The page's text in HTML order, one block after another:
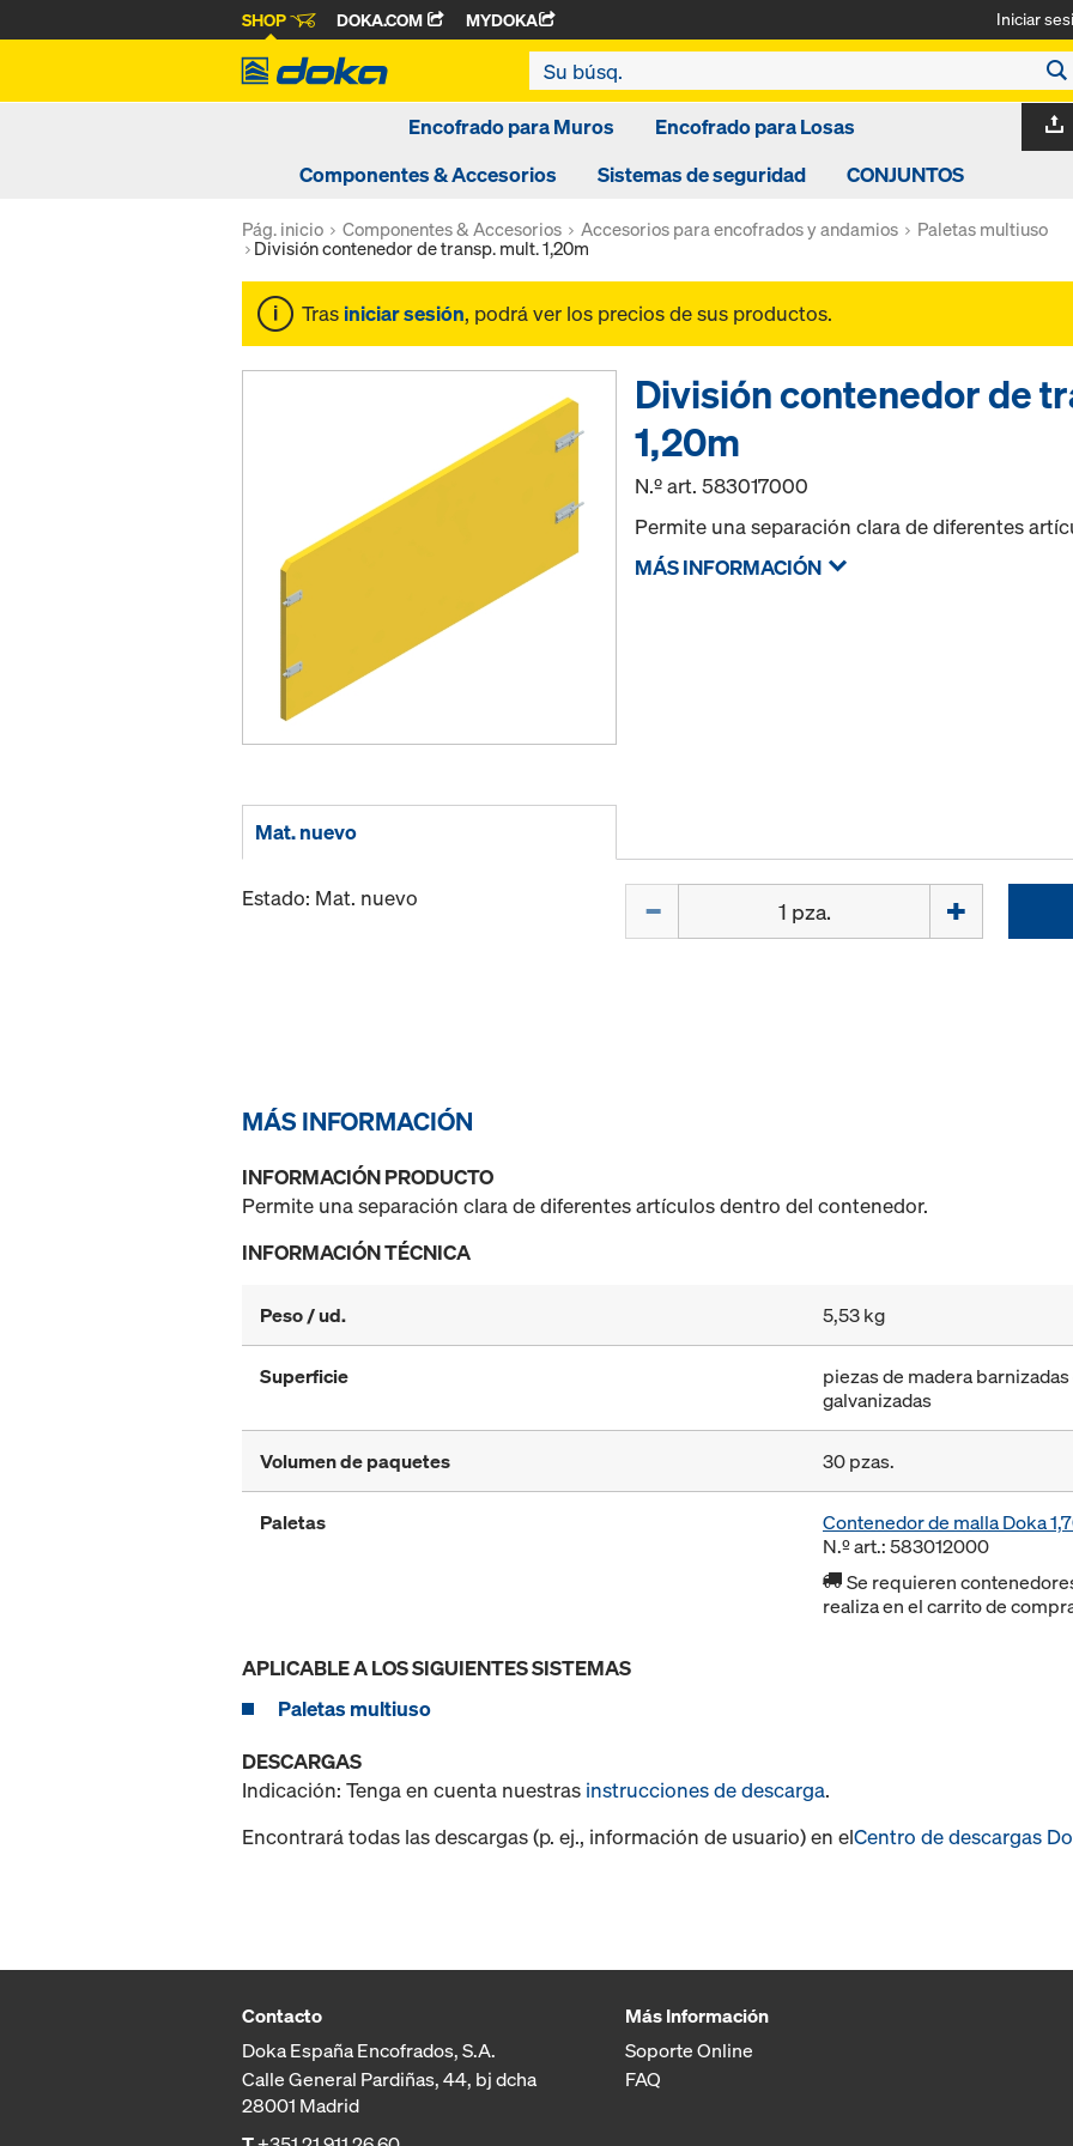
SHOP DOKA.COM MYDOKA Iniciar
Encofrado para Muros
Encofrado para Losas
Componentes & Accesorios
Sistemas de seguridad CONJUNTOS
Pág. inicio Componentes & Accesorios Accesorios para encofrados y andamios
Paletas multiuso
División contenedor de transp. mult. 1,20m
Tras iniciar sesión, podrá ver los precios de sus productos.
División contenedor de
1,20m
N.º art.583017000
Permite una separación clara de diferentes
MÁS INFORMACIÓN
Mat. nuevo
Estado: Mat. nuevo
MÁS INFORMACIÓN
INFORMACIÓN PRODUCTO
Permite una separación clara de diferentes artículos dentro del contenedor.
INFORMACIÓN TÉCNICA
Peso / ud. 5,53 kg
Superficie
piezas de madera
galvanizadas
Volumen de paquetes 30 pzas.
Paletas
Contenedor de malla Doka
N.º art.: 583012000
Se requieren
realiza en el carrito de
APLICABLE A LOS SIGUIENTES SISTEMAS
Paletas multiuso
DESCARGAS
Indicación: Tenga en cuenta nuestras instrucciones de descarga.
Encontrará todas las descargas (p. ej., información de usuario) en elCentro de descargas
Contacto
Doka España Encofrados, S.A.
Calle General Pardiñas, 44, bj dcha
28001 Madrid
Más Información
Soporte Online
FAQ